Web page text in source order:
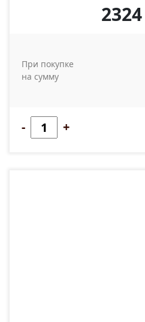
2324
При покупке
на сумму
- +